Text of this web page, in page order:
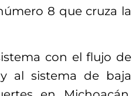
8 que cruza la
con el flujo de
al sistema de baja